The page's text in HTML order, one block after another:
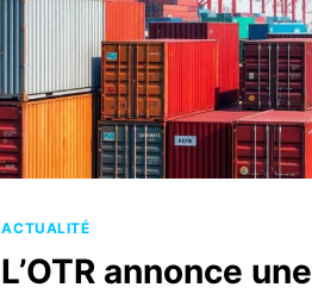
ACTUALITÉ
L’OTR annonce une